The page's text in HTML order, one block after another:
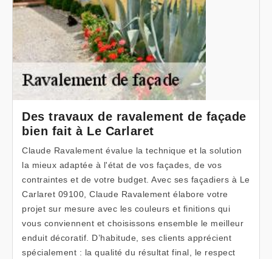
Des travaux de ravalement de façade
bien fait à Le Carlaret
Claude Ravalement évalue la technique et la solution
la mieux adaptée à l'état de vos façades, de vos
contraintes et de votre budget. Avec ses façadiers à Le
Carlaret 09100, Claude Ravalement élabore votre
projet sur mesure avec les couleurs et finitions qui
vous conviennent et choisissons ensemble le meilleur
enduit décoratif. D’habitude, ses clients apprécient
spécialement : la qualité du résultat final, le respect